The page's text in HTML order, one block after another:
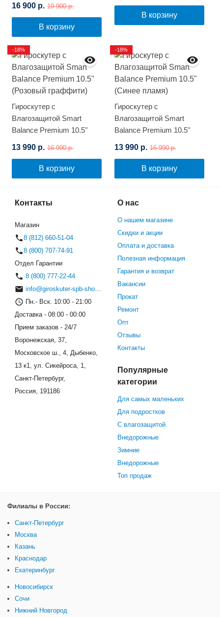
16 900 р. 19 900 р.
В корзину
В корзину
Гироскутер с
Влагозащитой Smart
Balance Premium 10.5"
13 990 р. 16 990 р.
В корзину
-18%
Гироскутер с
Влагозащитой Smart
Balance Premium 10.5"
13 990 р. 16 990 р.
В корзину
-18%
Контакты
Магазин
8 (812) 660-51-04
8 (800) 707-74-91
Отдел Гарантии
8 (800) 777-22-44
info@giroskuter-spb-shop.ru
Пн.- Вск. 10:00 - 21:00
Доставка - 08:00 - 00:00
Прием заказов - 24/7
Воронежская, 37,
Московское ш., 4, Дыбенко,
13 к1, ул. Сикейроса, 1,
Санкт-Петербург,
Россия, 191186
О нас
О нашем магазине
Скидки и акции
Оплата и доставка
Полезная информация
Гарантия и возврат
Вакансии
Прокат
Ремонт
Опт
Отзывы
Контакты
Популярные
категории
Для самых маленьких
Для подростков
С влагозащитой
Внедорожные
Зимние
Внедорожные
Топ продаж
Филиалы в России:
Санкт-Петербург
Москва
Казань
Краснодар
Екатеринбург
Новосибирск
Сочи
Нижний Новгород